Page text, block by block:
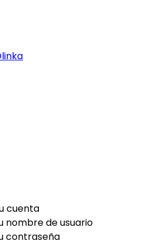
cuenta
nombre de usuario
contraseña